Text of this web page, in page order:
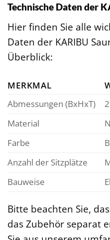
Technische Daten der
Hier finden Sie alle
Daten der KARIBU
Überblick:
MERKMAL
Abmessungen (BxHxT)
Material
Farbe
Anzahl der Sitzplätze
Bauweise
Bitte beachten Sie,
das Zubehör separat